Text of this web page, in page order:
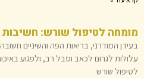
מומחה לטיפול שורש: חשיבות
בעידן המודרני, בריאות הפה והשיניים
עלולות לגרום לכאב וסבל רב, ולפגוע
לטיפול שורש